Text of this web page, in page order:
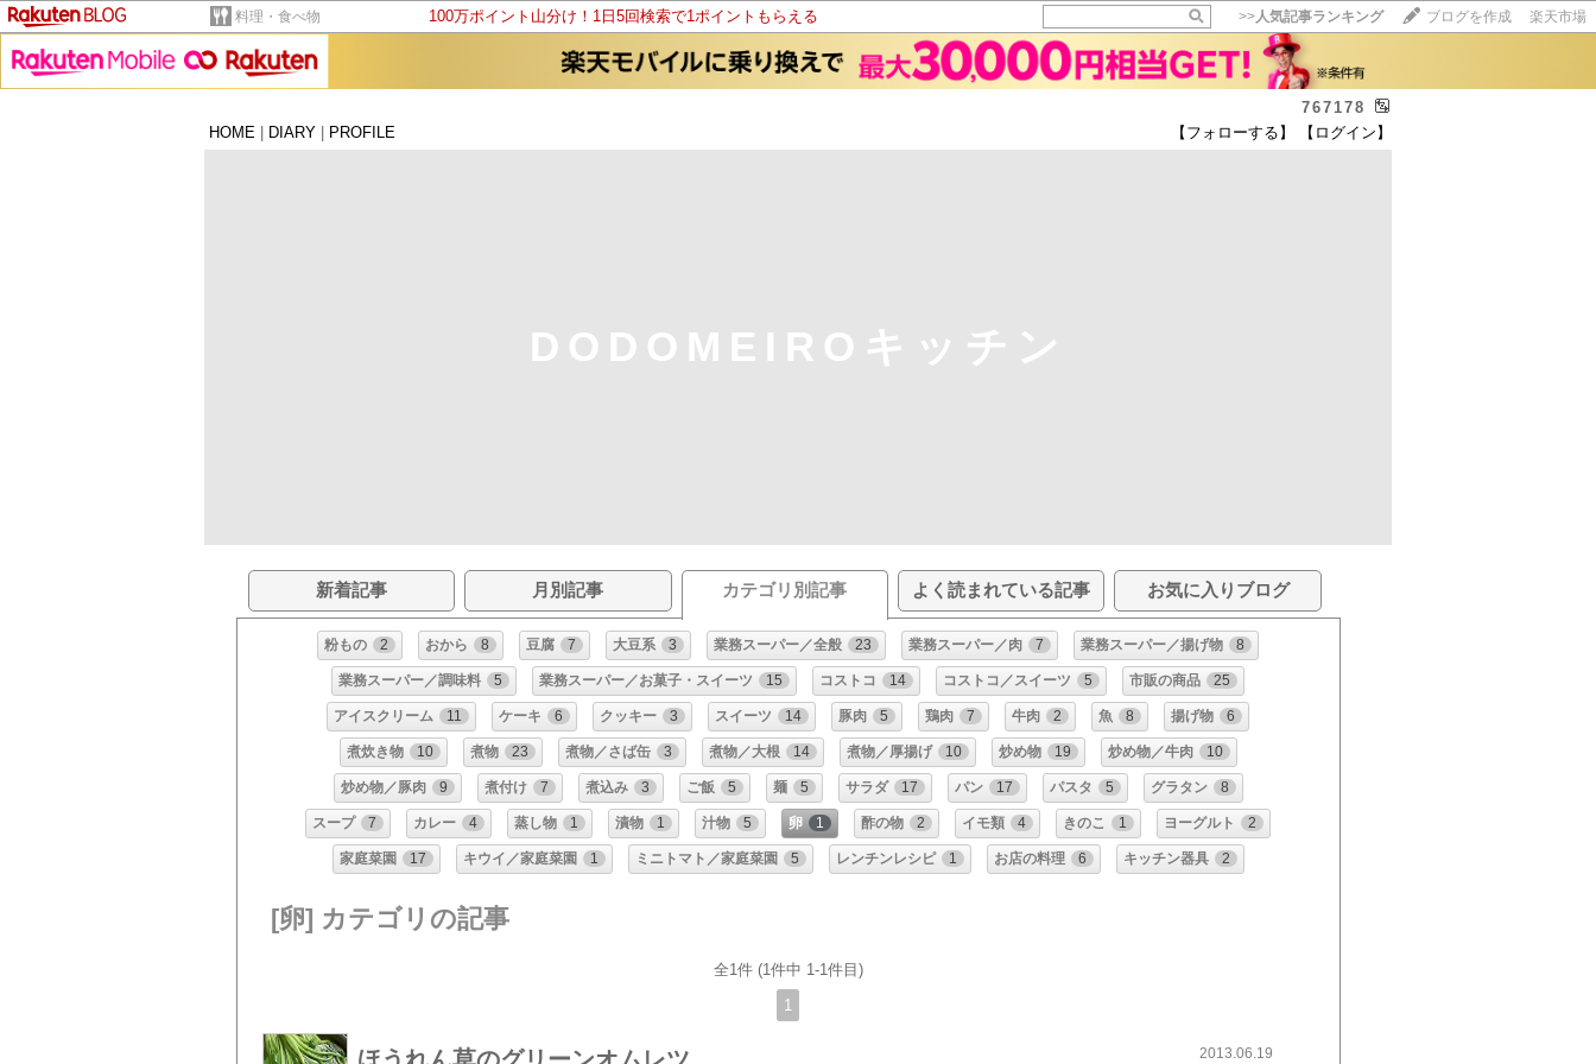
料理・食べ物 100万ポイント山分け！1日5回検索で1ポイントもらえる >>人気記事ランキング ブログを作成 楽天市場
767178
HOME
DIARY PROFILE 【フォローする】 【ログイン】
DODOMEIROキッチン
新着記事 月別記事 カテゴリ別記事 よく読まれている記事 お気に入りブログ
粉もの 2 おから 8 豆腐 7 大豆系 3 業務スーパー／全般 23 業務スーパー／肉 7 業務スーパー／揚げ物 8
業務スーパー／調味料 5 業務スーパー／お菓子・スイーツ 15 コストコ 14 コストコ／スイーツ 5 市販の商品 25
アイスクリーム 11 ケーキ 6 クッキー 3 スイーツ 14 豚肉 5 鶏肉 7 牛肉 2 魚 8 揚げ物 6
煮炊き物 10 煮物 23 煮物／さば缶 3 煮物／大根 14 煮物／厚揚げ 10 炒め物 19 炒め物／牛肉 10
炒め物／豚肉 9 煮付け 7 煮込み 3 ご飯 5 麺 5 サラダ 17 パン 17 パスタ 5 グラタン 8
スープ 7 カレー 4 蒸し物 1 漬物 1 汁物 5 卵 1 酢の物 2 イモ類 4 きのこ 1 ヨーグルト 2
家庭菜園 17 キウイ／家庭菜園 1 ミニトマト／家庭菜園 5 レンチンレシピ 1 お店の料理 6 キッチン器具 2
[卵] カテゴリの記事
全1件 (1件中 1-1件目)
1
2013.06.19